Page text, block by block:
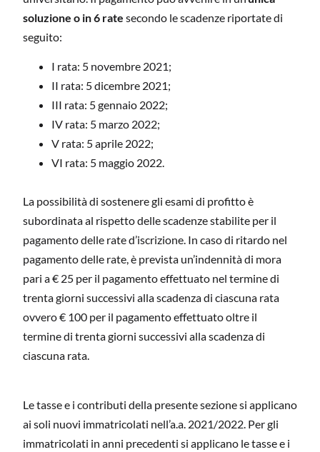
soluzione o in 6 rate secondo le scadenze riportate di
seguito:
I rata: 5 novembre 2021;
II rata: 5 dicembre 2021;
III rata: 5 gennaio 2022;
IV rata: 5 marzo 2022;
V rata: 5 aprile 2022;
VI rata: 5 maggio 2022.
La possibilità di sostenere gli esami di profitto è
subordinata al rispetto delle scadenze stabilite per il
pagamento delle rate d’iscrizione. In caso di ritardo nel
pagamento delle rate, è prevista un’indennità di mora
pari a € 25 per il pagamento effettuato nel termine di
trenta giorni successivi alla scadenza di ciascuna rata
ovvero € 100 per il pagamento effettuato oltre il
termine di trenta giorni successivi alla scadenza di
ciascuna rata.
Le tasse e i contributi della presente sezione si applicano
ai soli nuovi immatricolati nell’a.a. 2021/2022. Per gli
immatricolati in anni precedenti si applicano le tasse e i